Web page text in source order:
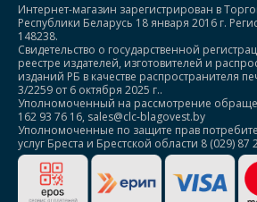
Интернет-магазин зарегистрирован в
Республики Беларусь 18 января 2016 г.
148238.
Свидетельство о государственной
реестре издателей, изготовителей и
изданий РБ в качестве распространителя
3/2259 от 6 октября 2025 г..
Уполномоченный на рассмотрение
162 93 76 16, sales@clc-blagovest.by
Уполномоченные по защите прав
услуг Бреста и Брестской области 8 (029) 87